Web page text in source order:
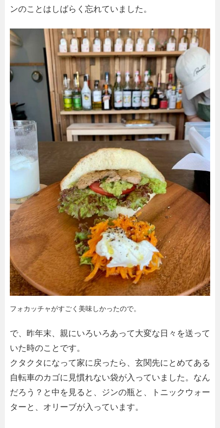
ンのことはしばらく忘れていました。
フォカッチャがすごく美味しかったので。
で、昨年末、親にいろいろあって大変な日々を送って
いた時のことです。
クタクタになって家に戻ったら、玄関先にとめてある
自転車のカゴに見慣れない袋が入っていました。なん
だろう？と中を見ると、ジンの瓶と、トニックウォー
ターと、オリーブが入っています。